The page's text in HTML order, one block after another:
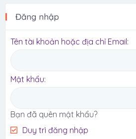
Đăng nhập
Tên tài khoản hoặc địa chỉ Email
Mật khẩu
Bạn đã quên mật khẩu?
Duy trì đăng nhập